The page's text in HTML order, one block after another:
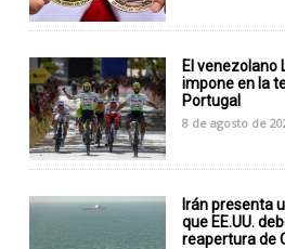
El venezolano
impone en la
Portugal
8 de agosto de
Irán presenta
que EE.UU.
reapertura de